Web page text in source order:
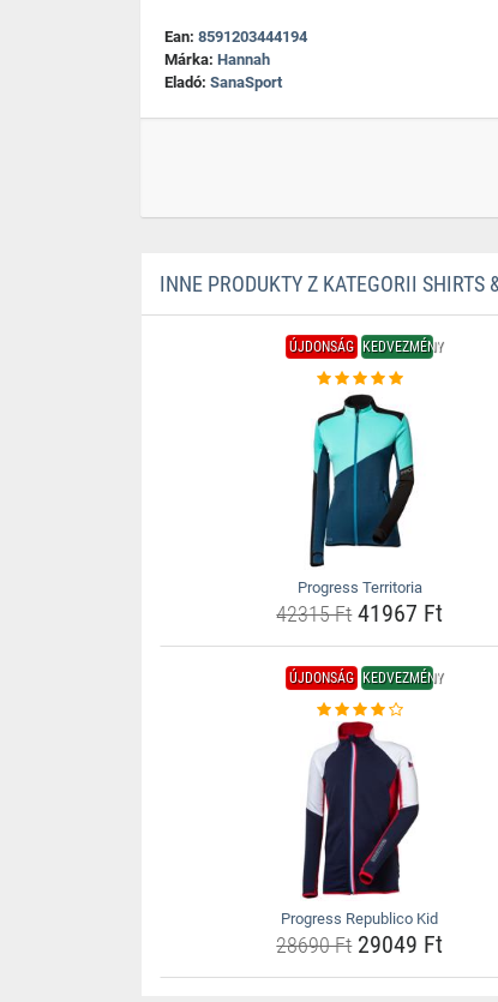
Ean: 8591203444194
Márka: Hannah
Eladó: SanaSport
INNE PRODUKTY Z KATEGORII SHIRTS
ÚJDONSÁG KEDVEZMÉNY
Progress Territoria
42315 Ft41967 Ft
ÚJDONSÁG KEDVEZMÉNY
Progress Republico Kid
28690 Ft29049 Ft